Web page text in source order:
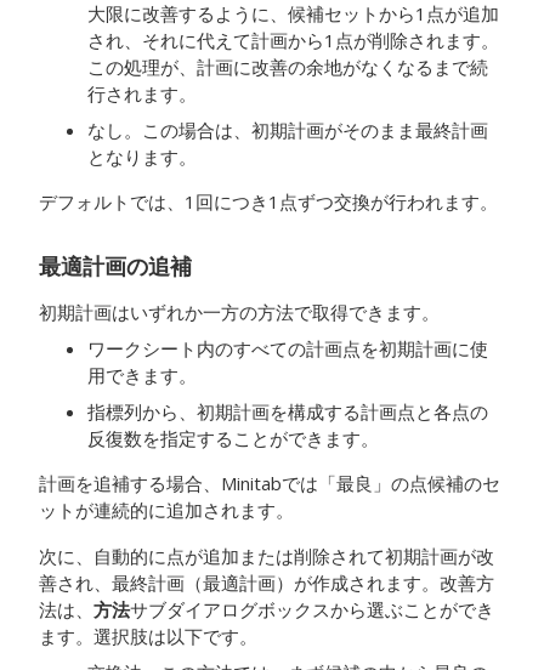
大限に改善するように、候補セットから1点が追加
され、それに代えて計画から1点が削除されます。
この処理が、計画に改善の余地がなくなるまで続
行されます。
なし。この場合は、初期計画がそのまま最終計画
となります。
デフォルトでは、1回につき1点ずつ交換が行われます。
最適計画の追補
初期計画はいずれか一方の方法で取得できます。
ワークシート内のすべての計画点を初期計画に使
用できます。
指標列から、初期計画を構成する計画点と各点の
反復数を指定することができます。
計画を追補する場合、Minitabでは「最良」の点候補のセ
ットが連続的に追加されます。
次に、自動的に点が追加または削除されて初期計画が改
善され、最終計画（最適計画）が作成されます。改善方
法は、 方法サブダイアログボックスから選ぶことができ
ます。選択肢は以下です。